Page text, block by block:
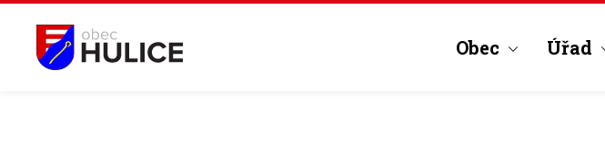
Obec Úřad